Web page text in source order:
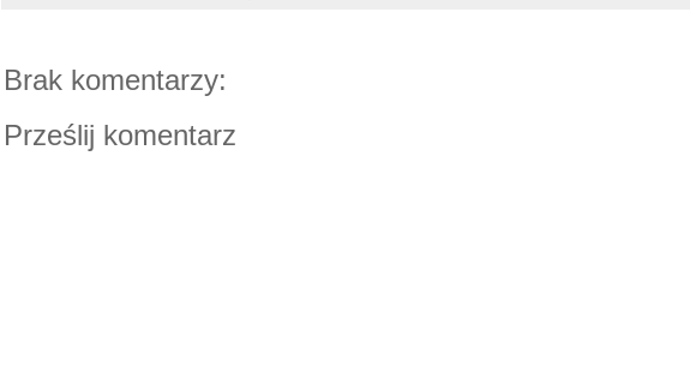
Brak komentarzy:
Prześlij komentarz